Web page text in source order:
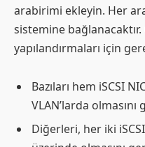
arabirimi ekleyin. Her
sistemine bağlanacaktır.
yapılandırmaları için
Bazıları hem iSCSI
VLAN’larda olmasını
Diğerleri, her iki